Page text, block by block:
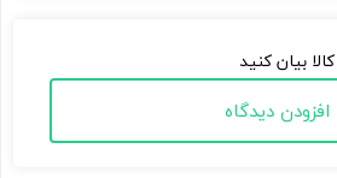
بیان کنید
افزودن دیدگاه